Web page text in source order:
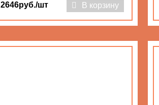
2646руб./шт В корзину